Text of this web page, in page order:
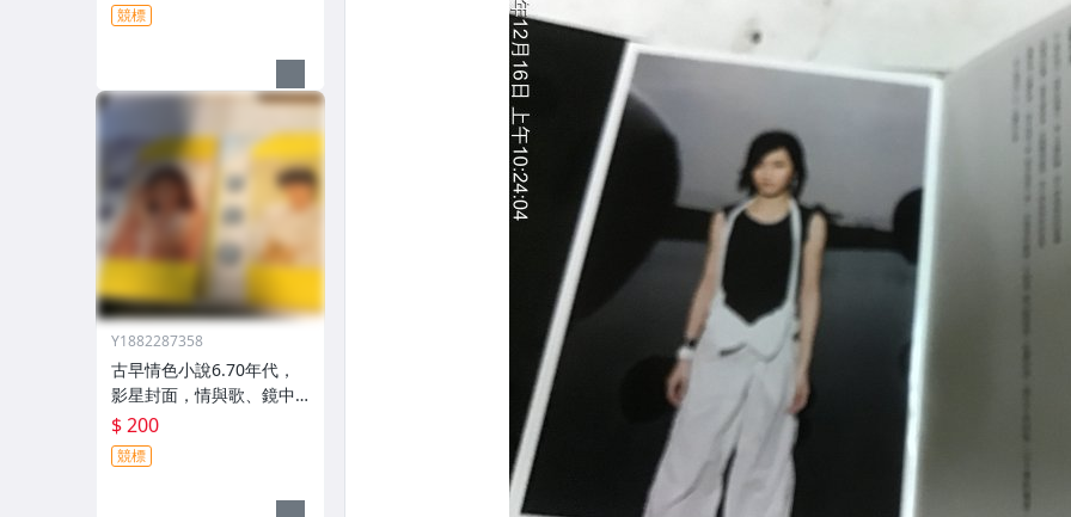
競標
Y1882287358
古早情色小說6.70年代，
影星封面，情與歌、鏡中
花、又見午妻、春宵無敵
共4本
$ 200
競標